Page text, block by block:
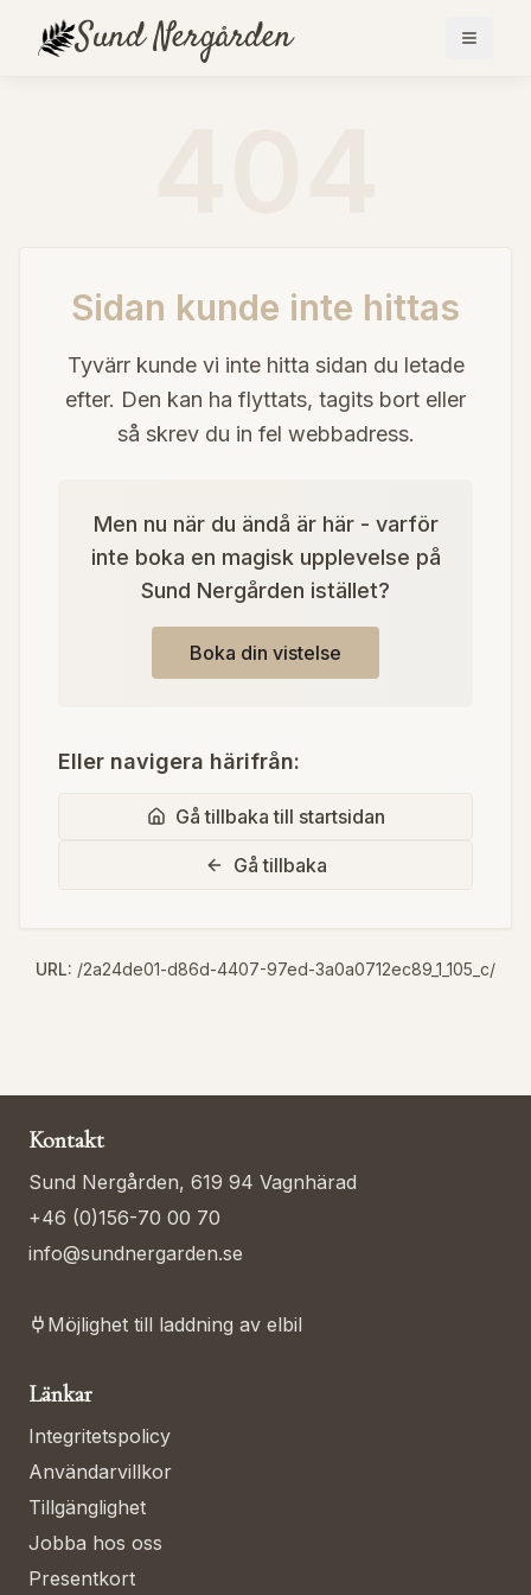
SundNergården
Sidan kunde inte hittas
Tyvärr kunde vi inte hitta sidan du letade
efter. Den kan ha flyttats, tagits bort eller
så skrev du in fel webbadress.
Men nu när du ändå är här - varför
inte boka en magisk upplevelse på
Sund Nergården istället?
Boka din vistelse
Eller navigera härifrån:
Gå tillbaka till startsidan
Gå tillbaka
URL: /2a24de01-d86d-4407-97ed-3a0a0712ec89_1_105_c/
Kontakt
Sund Nergården, 619 94 Vagnhärad
+46 (0)156-70 00 70
info@sundnergarden.se
Möjlighet till laddning av elbil
Länkar
Integritetspolicy
Användarvillkor
Tillgänglighet
Jobba hos oss
Presentkort